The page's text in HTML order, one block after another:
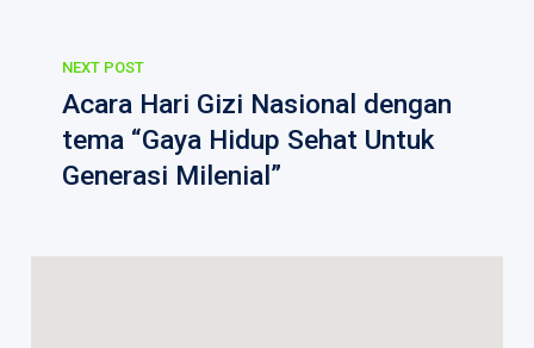
NEXT POST
Acara Hari Gizi Nasional dengan
tema “Gaya Hidup Sehat Untuk
Generasi Milenial”